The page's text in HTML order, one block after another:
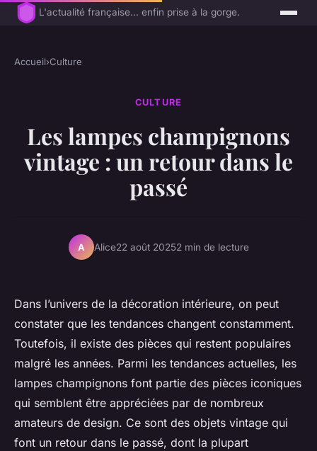
L'actualité française... enfin prise à la gorge.
Accueil›Culture
CULTURE
Les lampes champignons
vintage : un retour dans le
passé
A Alice22 août 20252 min de lecture
Dans l’univers de la décoration intérieure, on peut
constater que les tendances changent constamment.
Toutefois, il existe des pièces qui restent populaires
malgré les années. Parmi les tendances actuelles, les
lampes champignons font partie des pièces iconiques
qui semblent être appréciées par de nombreux
amateurs de design. Ce sont des objets vintage qui
font un retour dans le passé, dont la plupart